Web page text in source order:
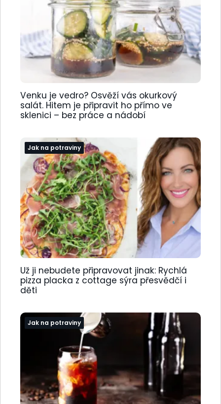
Venku je vedro? Osvěží vás okurkový
salát. Hitem je připravit ho přímo ve
sklenici – bez práce a nádobí
Jak na potraviny
Už ji nebudete připravovat jinak: Rychlá
pizza placka z cottage sýra přesvědčí i
děti
Jak na potraviny